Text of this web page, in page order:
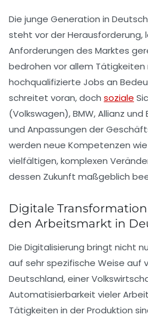
Die junge Generation in
steht vor der Herausforderung,
Anforderungen des Marktes
bedrohen vor allem
hochqualifizierte Jobs an
schreitet voran, doch soziale
(Volkswagen), BMW, Allianz
und Anpassungen der
werden neue Kompetenzen
vielfältigen, komplexen
dessen Zukunft maßgeblich
Digitale
den Arbeitsmarkt in
Die Digitalisierung bringt nicht
auf sehr spezifische Weise auf
Deutschland, einer
Automatisierbarkeit vieler
Tätigkeiten in der Produktion